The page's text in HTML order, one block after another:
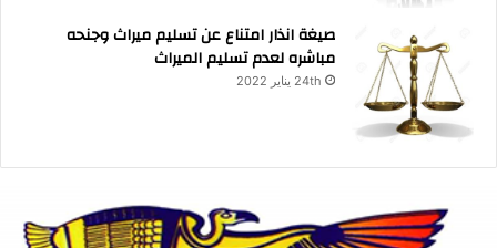
صيغة انذار امتناع عن تسليم ميراث وجنحه
مباشره لعدم تسليم الميراث
24th يناير 2022